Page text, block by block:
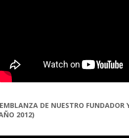
DE NUESTRO FUNDADOR
2012)